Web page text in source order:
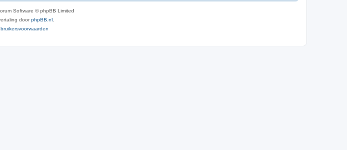
Software © phpBB Limited
doorphpBB.nl.